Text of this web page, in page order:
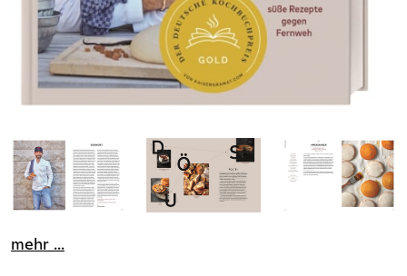
mehr ...